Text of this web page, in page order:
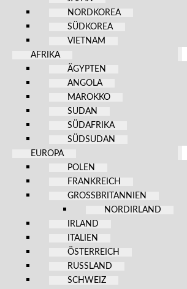
NORDKOREA
SÜDKOREA
VIETNAM
AFRIKA
ÄGYPTEN
ANGOLA
MAROKKO
SUDAN
SÜDAFRIKA
SÜDSUDAN
EUROPA
POLEN
FRANKREICH
GROSSBRITANNIEN
NORDIRLAND
IRLAND
ITALIEN
ÖSTERREICH
RUSSLAND
SCHWEIZ